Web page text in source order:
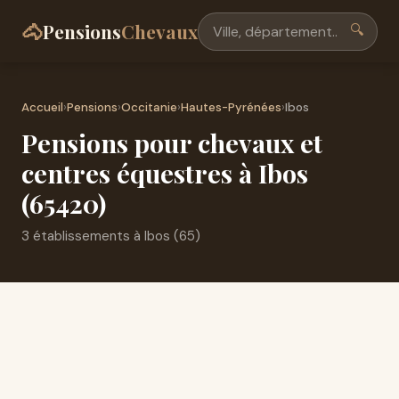
🐴PensionsChevaux 🔍
Accueil›Pensions›Occitanie›Hautes-Pyrénées›Ibos
Pensions pour chevaux et
centres équestres à Ibos
(65420)
3 établissements à Ibos (65)